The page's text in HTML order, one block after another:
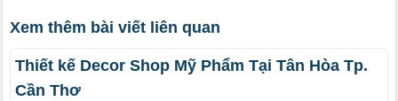
Xem thêm bài viết liên quan
Thiết kế Decor Shop Mỹ Phẩm Tại Tân Hòa Tp.
Cần Thơ